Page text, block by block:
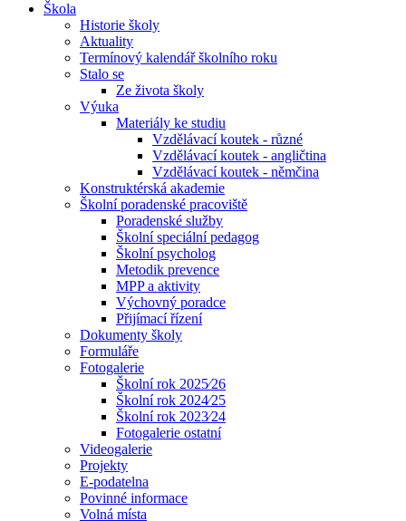
Škola
Historie školy
Aktuality
Termínový kalendář školního roku
Stalo se
Ze života školy
Výuka
Materiály ke studiu
Vzdělávací koutek - různé
Vzdělávací koutek - angličtina
Vzdělávací koutek - němčina
Konstruktérská akademie
Školní poradenské pracoviště
Poradenské služby
Školní speciální pedagog
Školní psycholog
Metodik prevence
MPP a aktivity
Výchovný poradce
Přijímací řízení
Dokumenty školy
Formuláře
Fotogalerie
Školní rok 2025⁄26
Školní rok 2024⁄25
Školní rok 2023⁄24
Fotogalerie ostatní
Videogalerie
Projekty
E-podatelna
Povinné informace
Volná místa